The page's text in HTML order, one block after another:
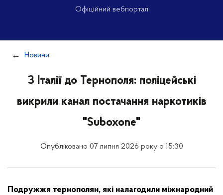
Офіційний вебпортал
Новини
З Італії до Тернополя: поліцейські
викрили канал постачання наркотиків
"Suboxone"
Опубліковано 07 липня 2026 року о 15:30
Подружжя тернополян, які налагодили міжнародний